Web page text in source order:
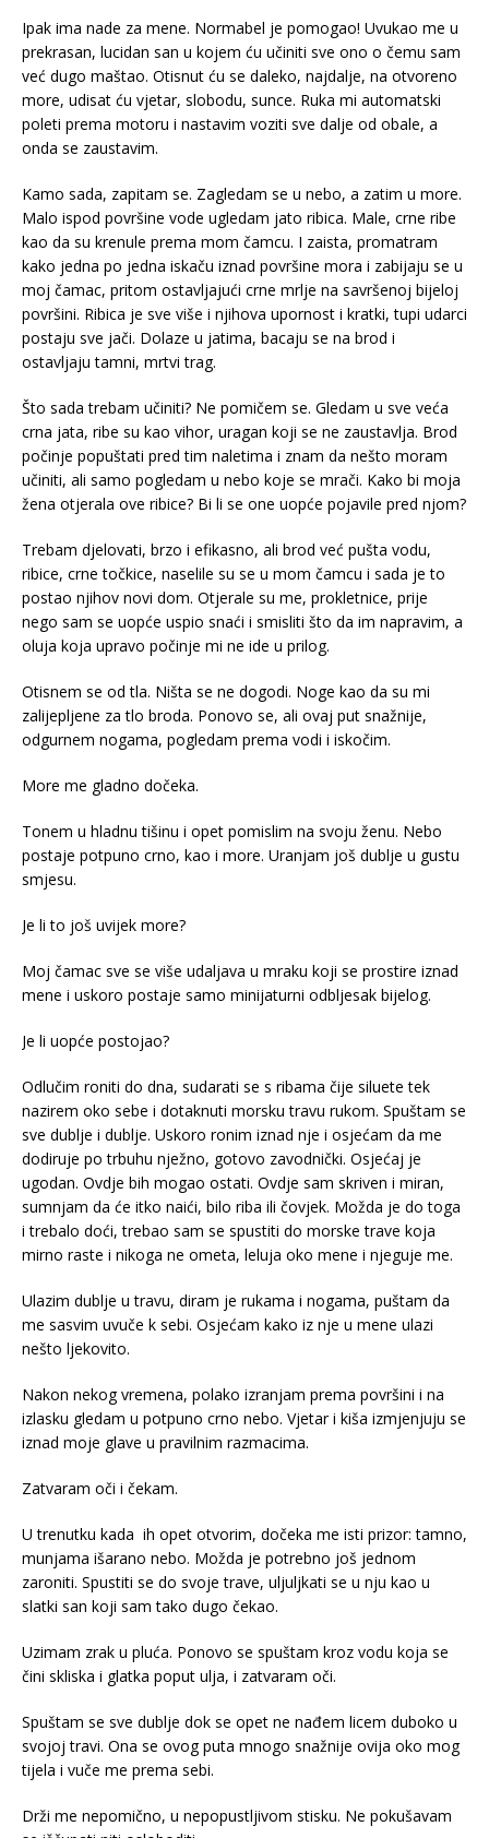
Ipak ima nade za mene. Normabel je pomogao! Uvukao me u
prekrasan, lucidan san u kojem ću učiniti sve ono o čemu sam
već dugo maštao. Otisnut ću se daleko, najdalje, na otvoreno
more, udisat ću vjetar, slobodu, sunce. Ruka mi automatski
poleti prema motoru i nastavim voziti sve dalje od obale, a
onda se zaustavim.
Kamo sada, zapitam se. Zagledam se u nebo, a zatim u more.
Malo ispod površine vode ugledam jato ribica. Male, crne ribe
kao da su krenule prema mom čamcu. I zaista, promatram
kako jedna po jedna iskaču iznad površine mora i zabijaju se u
moj čamac, pritom ostavljajući crne mrlje na savršenoj bijeloj
površini. Ribica je sve više i njihova upornost i kratki, tupi udarci
postaju sve jači. Dolaze u jatima, bacaju se na brod i
ostavljaju tamni, mrtvi trag.
Što sada trebam učiniti? Ne pomičem se. Gledam u sve veća
crna jata, ribe su kao vihor, uragan koji se ne zaustavlja. Brod
počinje popuštati pred tim naletima i znam da nešto moram
učiniti, ali samo pogledam u nebo koje se mrači. Kako bi moja
žena otjerala ove ribice? Bi li se one uopće pojavile pred njom?
Trebam djelovati, brzo i efikasno, ali brod već pušta vodu,
ribice, crne točkice, naselile su se u mom čamcu i sada je to
postao njihov novi dom. Otjerale su me, prokletnice, prije
nego sam se uopće uspio snaći i smisliti što da im napravim, a
oluja koja upravo počinje mi ne ide u prilog.
Otisnem se od tla. Ništa se ne dogodi. Noge kao da su mi
zalijepljene za tlo broda. Ponovo se, ali ovaj put snažnije,
odgurnem nogama, pogledam prema vodi i iskočim.
More me gladno dočeka.
Tonem u hladnu tišinu i opet pomislim na svoju ženu. Nebo
postaje potpuno crno, kao i more. Uranjam još dublje u gustu
smjesu.
Je li to još uvijek more?
Moj čamac sve se više udaljava u mraku koji se prostire iznad
mene i uskoro postaje samo minijaturni odbljesak bijelog.
Je li uopće postojao?
Odlučim roniti do dna, sudarati se s ribama čije siluete tek
nazirem oko sebe i dotaknuti morsku travu rukom. Spuštam se
sve dublje i dublje. Uskoro ronim iznad nje i osjećam da me
dodiruje po trbuhu nježno, gotovo zavodnički. Osjećaj je
ugodan. Ovdje bih mogao ostati. Ovdje sam skriven i miran,
sumnjam da će itko naići, bilo riba ili čovjek. Možda je do toga
i trebalo doći, trebao sam se spustiti do morske trave koja
mirno raste i nikoga ne ometa, leluja oko mene i njeguje me.
Ulazim dublje u travu, diram je rukama i nogama, puštam da
me sasvim uvuče k sebi. Osjećam kako iz nje u mene ulazi
nešto ljekovito.
Nakon nekog vremena, polako izranjam prema površini i na
izlasku gledam u potpuno crno nebo. Vjetar i kiša izmjenjuju se
iznad moje glave u pravilnim razmacima.
Zatvaram oči i čekam.
U trenutku kada ih opet otvorim, dočeka me isti prizor: tamno,
munjama išarano nebo. Možda je potrebno još jednom
zaroniti. Spustiti se do svoje trave, uljuljkati se u nju kao u
slatki san koji sam tako dugo čekao.
Uzimam zrak u pluća. Ponovo se spuštam kroz vodu koja se
čini skliska i glatka poput ulja, i zatvaram oči.
Spuštam se sve dublje dok se opet ne nađem licem duboko u
svojoj travi. Ona se ovog puta mnogo snažnije ovija oko mog
tijela i vuče me prema sebi.
Drži me nepomično, u nepopustljivom stisku. Ne pokušavam